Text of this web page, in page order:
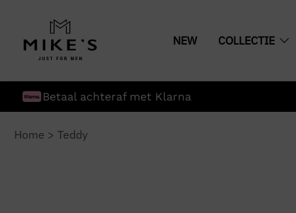
NEW COLLECTIE
Betaal achteraf met Klarna
Home > Teddy